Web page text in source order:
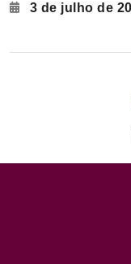
3 de julho de